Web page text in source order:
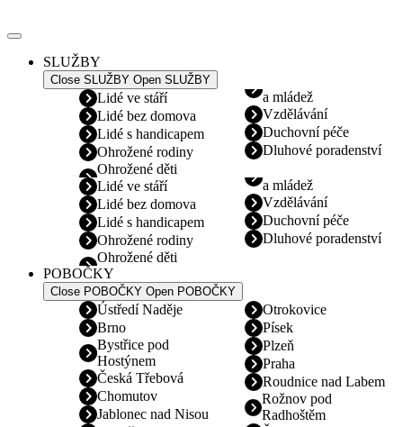
k
SLUŽBY
Close SLUŽBY Open SLUŽBY
Lidé ve stáří
Lidé bez domova
Lidé s handicapem
Ohrožené rodiny
Ohrožené děti
a mládež
Vzdělávání
Duchovní péče
Dluhové poradenství
Lidé ve stáří
Lidé bez domova
Lidé s handicapem
Ohrožené rodiny
Ohrožené děti
a mládež
Vzdělávání
Duchovní péče
Dluhové poradenství
POBOČKY
Close POBOČKY Open POBOČKY
Ústředí Naděje
Brno
Bystřice pod
Hostýnem
Česká Třebová
Chomutov
Jablonec nad Nisou
Otrokovice
Písek
Plzeň
Praha
Roudnice nad Labem
Rožnov pod
Radhoštěm